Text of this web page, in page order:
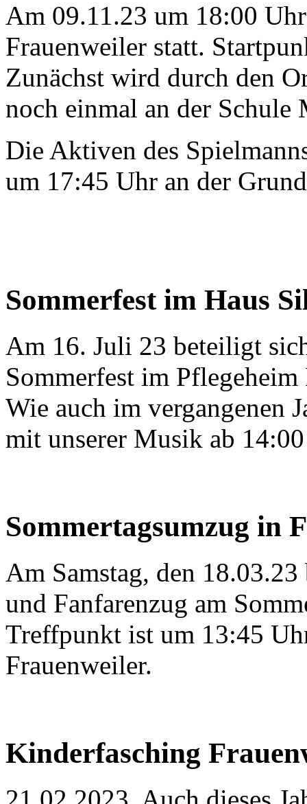
Am 09.11.23 um 18:00
Frauenweiler statt.
Zunächst wird durch den
noch einmal an der Schule
Die Aktiven des
um 17:45 Uhr an der
Sommerfest im Haus
Am 16. Juli 23 beteiligt
Sommerfest im
Wie auch im vergangenen
mit unserer Musik ab
Sommertagsumzug in
Am Samstag, den
und Fanfarenzug am
Treffpunkt ist um 13:45
Frauenweiler.
Kinderfasching